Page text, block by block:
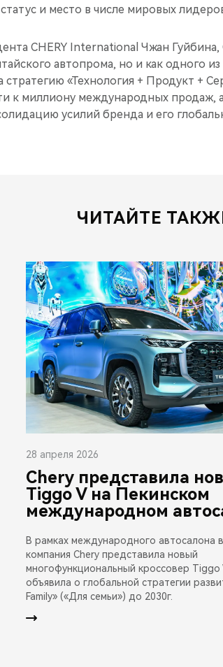
и место в числе мировых
CHERY International Чжан Гуйбина,
автопрома, но и как одного
«Технология + Продукт +
к миллиону международных продаж,
усилий бренда и его
ЧИТАЙТЕ
28 апреля 2026
Chery представила
Tiggo V на Пекинском
международном
В рамках международного автосалона
компания Chery представила новый
многофункциональный кроссовер Tiggo
объявила о глобальной стратегии
Family» («Для семьи») до 2030г.